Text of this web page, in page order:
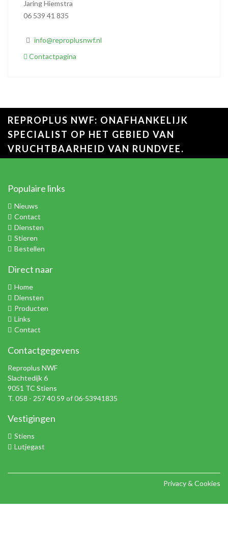
Jaring Hiemstra
06 539 41 835
info@reproplusnwf.nl
Contactpagina
REPROPLUS NWF: ONAFHANKELIJK
SPECIALIST OP HET GEBIED VAN
VRUCHTBAARHEID VAN RUNDVEE.
Populaire links
Nieuws
Contact
Diensten
Stieren
Bestellen
Direct naar
Home
Diensten
Producten
Links
Contact
Contactgegevens
Reproplus NWF
Slachtedijk 6
9051 TC Stiens
T. 058 - 257 40 59 of 06-53941835
Vestigingen
Stiens
Lutjegast
Privacy & Cookies